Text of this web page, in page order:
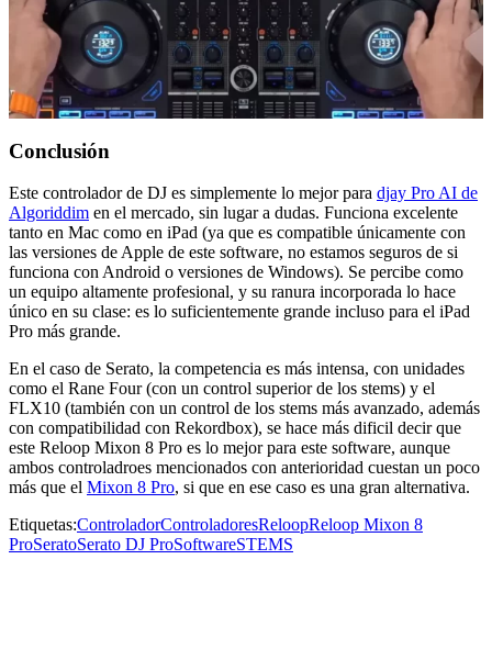
Conclusión
Este controlador de DJ es simplemente lo mejor para djay Pro AI de
Algoriddim en el mercado, sin lugar a dudas. Funciona excelente
tanto en Mac como en iPad (ya que es compatible únicamente con
las versiones de Apple de este software, no estamos seguros de si
funciona con Android o versiones de Windows). Se percibe como
un equipo altamente profesional, y su ranura incorporada lo hace
único en su clase: es lo suficientemente grande incluso para el iPad
Pro más grande.
En el caso de Serato, la competencia es más intensa, con unidades
como el Rane Four (con un control superior de los stems) y el
FLX10 (también con un control de los stems más avanzado, además
con compatibilidad con Rekordbox), se hace más dificil decir que
este Reloop Mixon 8 Pro es lo mejor para este software, aunque
ambos controladroes mencionados con anterioridad cuestan un poco
más que el Mixon 8 Pro, si que en ese caso es una gran alternativa.
Etiquetas:ControladorControladoresReloopReloop Mixon 8
ProSeratoSerato DJ ProSoftwareSTEMS